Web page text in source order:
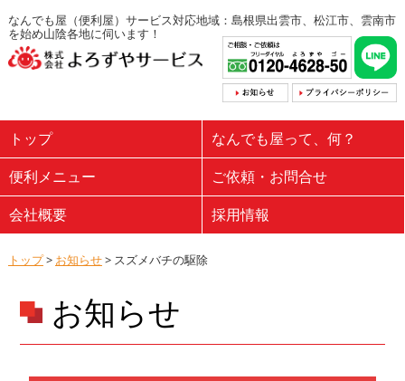
なんでも屋（便利屋）サービス対応地域：島根県出雲市、松江市、雲南市
を始め山陰各地に伺います！
トップ
なんでも屋って、何？
便利メニュー
ご依頼・お問合せ
会社概要
採用情報
トップ> お知らせ> スズメバチの駆除
お知らせ